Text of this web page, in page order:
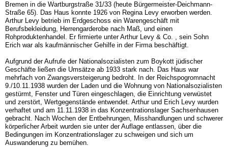
Bremen in die Wartburgstraße 31/33 (heute Bürgermeister-Deichmann-
Straße 65). Das Haus konnte 1926 von Regina Levy erworben werden.
Arthur Levy betrieb im Erdgeschoss ein Warengeschäft mit
Berufsbekleidung, Herrengarderobe nach Maß, und einen
Rohproduktenhandel. Er firmierte unter Arthur Levy & Co. , sein Sohn
Erich war als kaufmännischer Gehilfe in der Firma beschäftigt.
Aufgrund der Aufrufe der Nationalsozialisten zum Boykott jüdischer
Geschäfte ließen die Umsätze ab 1933 stark nach. Das Haus war
mehrfach von Zwangsversteigerung bedroht. In der Reichspogromnacht
9./10.11.1938 wurden der Laden und die Wohnung von Nationalsozialisten
gestürmt, Fenster und Türen eingeschlagen, die Einrichtung verwüstet
und zerstört, Wertgegenstände entwendet. Arthur und Erich Levy wurden
verhaftet und am 11.11.1938 in das Konzentrationslager Sachsenhausen
gebracht. Nach Wochen der Entbehrungen, Misshandlungen und schwerer
körperlicher Arbeit wurden sie unter der Auflage entlassen, über die
Bedingungen im Konzentrationslager zu schweigen und sich um
Auswanderung zu bemühen.